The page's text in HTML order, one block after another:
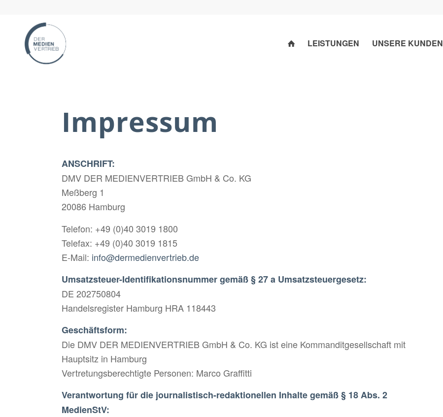
LEISTUNGEN UNSERE KUNDEN
Impressum
ANSCHRIFT:
DMV DER MEDIENVERTRIEB GmbH & Co. KG
Meßberg 1
20086 Hamburg
Telefon: +49 (0)40 3019 1800
Telefax: +49 (0)40 3019 1815
E-Mail: info@dermedienvertrieb.de
Umsatzsteuer-Identifikationsnummer gemäß § 27 a Umsatzsteuergesetz:
DE 202750804
Handelsregister Hamburg HRA 118443
Geschäftsform:
Die DMV DER MEDIENVERTRIEB GmbH & Co. KG ist eine Kommanditgesellschaft mit
Hauptsitz in Hamburg
Vertretungsberechtigte Personen: Marco Graffitti
Verantwortung für die journalistisch-redaktionellen Inhalte gemäß § 18 Abs. 2
MedienStV: